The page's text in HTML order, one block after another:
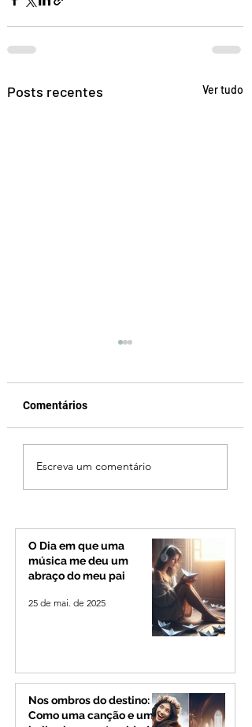
Posts recentes Ver tudo
Campanhas eleitorais
começam neste
domingo (27); veja as
Comentários
Escreva um comentário
O Dia em que uma
música me deu um
abraço do meu pai
25 de mai. de 2025
Nos ombros do destino:
Como uma canção e um